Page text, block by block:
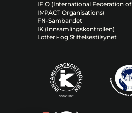
IFIO (International Federation of
IMPACT Organisations)
FN-Sambandet
IK (Innsamlingskontrollen)
Lotteri- og Stiftelsestilsynet